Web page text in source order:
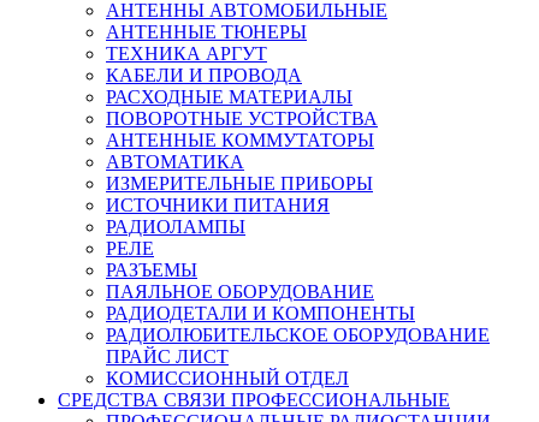
АНТЕННЫ АВТОМОБИЛЬНЫЕ
АНТЕННЫЕ ТЮНЕРЫ
ТЕХНИКА АРГУТ
КАБЕЛИ И ПРОВОДА
РАСХОДНЫЕ МАТЕРИАЛЫ
ПОВОРОТНЫЕ УСТРОЙСТВА
АНТЕННЫЕ КОММУТАТОРЫ
АВТОМАТИКА
ИЗМЕРИТЕЛЬНЫЕ ПРИБОРЫ
ИСТОЧНИКИ ПИТАНИЯ
РАДИОЛАМПЫ
РЕЛЕ
РАЗЪЕМЫ
ПАЯЛЬНОЕ ОБОРУДОВАНИЕ
РАДИОДЕТАЛИ И КОМПОНЕНТЫ
РАДИОЛЮБИТЕЛЬСКОЕ ОБОРУДОВАНИЕ
ПРАЙС ЛИСТ
КОМИССИОННЫЙ ОТДЕЛ
СРЕДСТВА СВЯЗИ ПРОФЕССИОНАЛЬНЫЕ